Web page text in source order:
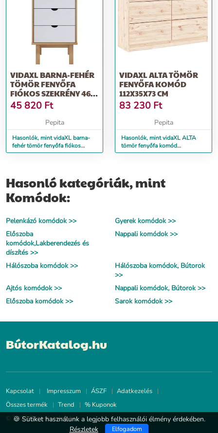
VIDAXL BARNA-FEHÉR
TÖMÖR FENYŐFA
FIÓKOS SZEKRÉNY 46 X
39,5 X 90 CM
45 820 Ft
Pepita
Hasonlók, mint vidaXL barna-
fehér tömör fenyőfa fiókos
szekrény 46 x 39,5 x 90 cm
VIDAXL ALTA TÖMÖR
FENYŐFA KOMÓD
112X35X73 CM
83 230 Ft
Pepita
Hasonlók, mint vidaXL ALTA
tömör fenyőfa komód
112x35x73 cm
Hasonló kategóriák, mint
Komódok:
Pelenkázó komódok >>
Gyerek komódok >>
Előszoba
komódok,Lakberendezés és
díszítés >>
Nappali komódok >>
Hálószoba komódok >>
Hálószoba komódok, Bútorok
>>
Ajtós komódok >>
Nappali komódok, Bútorok >>
Előszoba komódok >>
Sarok komódok >>
BútorKatalog.hu
Kapcsolat Impresszum ÁSZF
Adatkezelés
Összes termék
Trend
% Kuponok
© 2026 BútorKatalog.hu
🍪 Sütiket használunk a legjobb felhasználói élmény érdekében.
Részletek
Elfogadom